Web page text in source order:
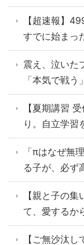
【超速報】
すでに始まっ
震え、泣いた
「本気で戦
【夏期講習
り。自立学習
「πはなぜ無
る子が、必ず
【親と子の
て、愛するか
【ご無沙汰